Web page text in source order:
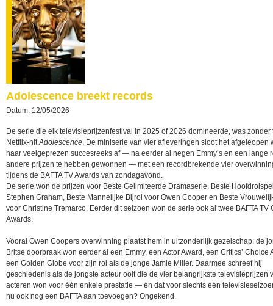
Adolescence breekt records
Datum: 12/05/2026
De serie die elk televisieprijzenfestival in 2025 of 2026 domineerde, was zonder
Netflix-hitAdolescence. De miniserie van vier afleveringen sloot het afgeleopen
haar veelgeprezen succesreeks af — na eerder al negen Emmy’s en een lange
andere prijzen te hebben gewonnen — met een recordbrekende vier
tijdens de BAFTA TV Awards van zondagavond.
De serie won de prijzen voor Beste Gelimiteerde Dramaserie, Beste
Stephen Graham, Beste Mannelijke Bijrol voor Owen Cooper en Beste
voor Christine Tremarco. Eerder dit seizoen won de serie ook al twee BAFTA TV
Awards.
Vooral Owen Coopers overwinning plaatst hem in uitzonderlijk gezelschap: de
Britse doorbraak won eerder al een Emmy, een Actor Award, een Critics’ Choice
een Golden Globe voor zijn rol als de jonge Jamie Miller. Daarmee schreef hij
geschiedenis als de jongste acteur ooit die de vier belangrijkste televisieprijzen
acteren won voor één enkele prestatie — én dat voor slechts één
nu ook nog een BAFTA aan toevoegen? Ongekend.